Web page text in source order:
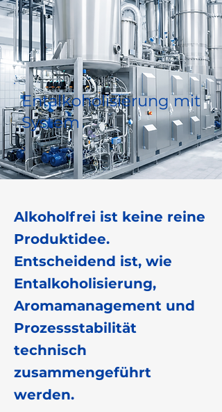
Entalkoholisierung mit
System
Alkoholfrei ist keine reine
Produktidee.
Entscheidend ist, wie
Entalkoholisierung,
Aromamanagement und
Prozessstabilität
technisch
zusammengeführt
werden.